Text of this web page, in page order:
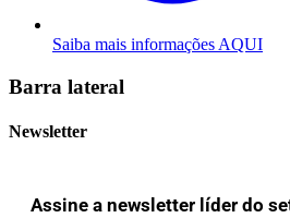
Saiba mais informações AQUI
Barra lateral
Newsletter
Assine a newsletter líder do